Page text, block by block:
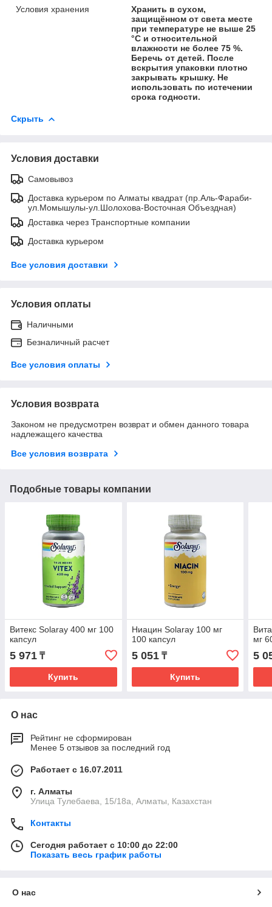
Условия хранения
Хранить в сухом,
защищённом от света месте
при температуре не выше 25
°C и относительной
влажности не более 75 %.
Беречь от детей. После
вскрытия упаковки плотно
закрывать крышку. Не
использовать по истечении
срока годности.
Скрыть
Условия доставки
Самовывоз
Доставка курьером по Алматы квадрат (пр.Аль-Фараби-
ул.Момышулы-ул.Шолохова-Восточная Объездная)
Доставка через Транспортные компании
Доставка курьером
Все условия доставки
Условия оплаты
Наличными
Безналичный расчет
Все условия оплаты
Условия возврата
Законом не предусмотрен возврат и обмен данного товара
надлежащего качества
Все условия возврата
Подобные товары компании
Витекс Solaray 400 мг 100
капсул
5 971 ₸
Купить
Ниацин Solaray 100 мг
100 капсул
5 051₸
Купить
мг
5
О нас
Рейтинг не сформирован
Менее 5 отзывов за последний год
Работает с 16.07.2011
г. Алматы
Улица Тулебаева, 15/18а, Алматы, Казахстан
Контакты
Сегодня работает с 10:00 до 22:00
Показать весь график работы
О нас